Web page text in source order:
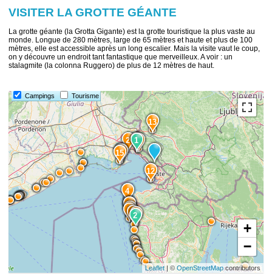
VISITER LA GROTTE GÉANTE
La grotte géante (la Grotta Gigante) est la grotte touristique la plus vaste au
monde. Longue de 280 mètres, large de 65 mètres et haute et plus de 100
mètres, elle est accessible après un long escalier. Mais la visite vaut le coup,
on y découvre un endroit tant fantastique que merveilleux. A voir : un
stalagmite (la colonna Ruggero) de plus de 12 mètres de haut.
Campings Tourisme
15
14
13
12
11
10
9
8
7
6
5
4
3
2 1
2
1
+
−
Leaflet| © OpenStreetMapcontributors